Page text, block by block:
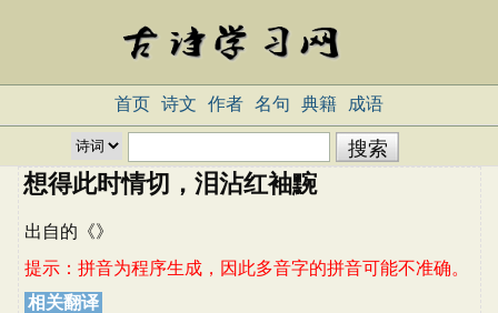
首页 诗文 作者 名句 典籍 成语
想得此时情切，泪沾红袖黦
出自的《》
提示：拼音为程序生成，因此多音字的拼音可能不准确。
相关翻译